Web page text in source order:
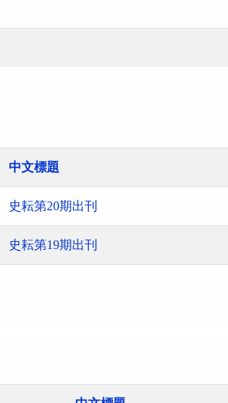
中文標題
史耘第20期出刊
史耘第19期出刊